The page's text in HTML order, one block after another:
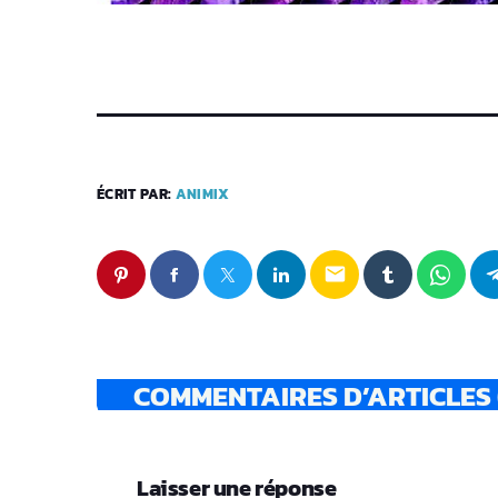
ÉCRIT PAR: ANIMIX
email
COMMENTAIRES
Laisser une réponse